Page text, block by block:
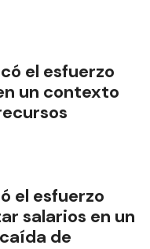
el esfuerzo
un contexto
el esfuerzo
salarios en un
de